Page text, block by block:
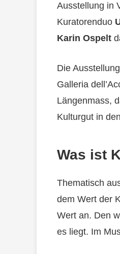
Ausstellung in
Kuratorenduo
Karin Ospelt
Die
Galleria
Längenmass,
Kulturgut in
Was ist
Thematisch
dem Wert der
Wert an. Den
es liegt. Im